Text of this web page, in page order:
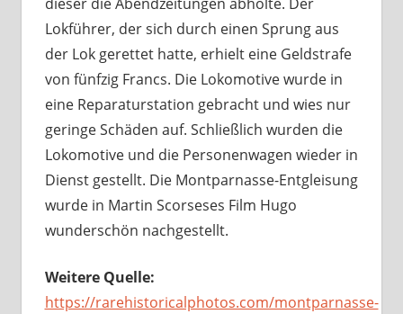
dieser die Abendzeitungen abholte. Der
Lokführer, der sich durch einen Sprung aus
der Lok gerettet hatte, erhielt eine Geldstrafe
von fünfzig Francs. Die Lokomotive wurde in
eine Reparaturstation gebracht und wies nur
geringe Schäden auf. Schließlich wurden die
Lokomotive und die Personenwagen wieder in
Dienst gestellt. Die Montparnasse-Entgleisung
wurde in Martin Scorseses Film Hugo
wunderschön nachgestellt.
Weitere Quelle:
https://rarehistoricalphotos.com/montparnasse-